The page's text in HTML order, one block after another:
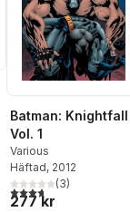
Batman: Knightfall
Vol. 1
Various
Häftad, 2012
3,7utav 5 stjärnor.
(3)
277 kr